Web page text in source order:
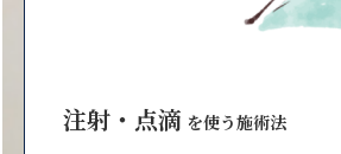
注射・点滴 を使う施術法